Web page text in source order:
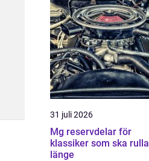
31 juli 2026
Mg reservdelar för
klassiker som ska rulla
länge